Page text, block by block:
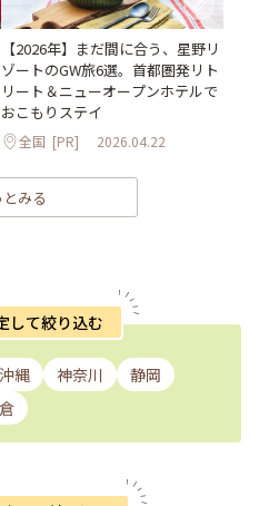
【2026年】まだ間に合う、星野リ
ゾートのGW旅6選。首都圏発リト
リート＆ニューオープンホテルで
おこもりステイ
全国 [PR] 2026.04.22
みる
して絞り込む
沖縄 神奈川
静岡